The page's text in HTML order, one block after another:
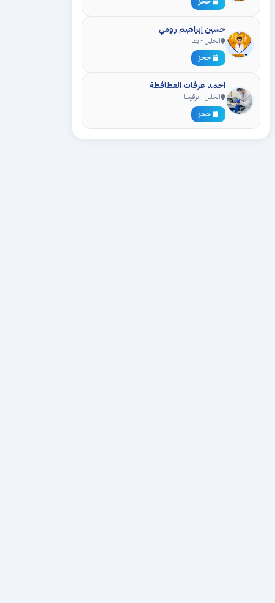
حسين إبراهيم رومي
الخليل - يطا
حجز
احمد عرفات الفطافطة
الخليل - ترقوميا
حجز